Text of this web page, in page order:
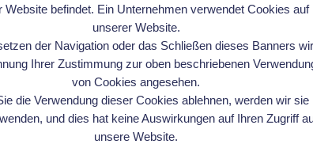
BPR Fertigungsprozess - Baustellen SMED -
(TRS, Produktivitätsquote, andere) - Baustelle
Website befindet. Ein Unternehmen verwendet Cookies auf
unserer Website.
der Navigation oder das Schließen dieses Banners
Ihrer Zustimmung zur oben beschriebenen
von Cookies angesehen.
die Verwendung dieser Cookies ablehnen, werden wir sie
und dies hat keine Auswirkungen auf Ihren Zugriff
unsere Website.